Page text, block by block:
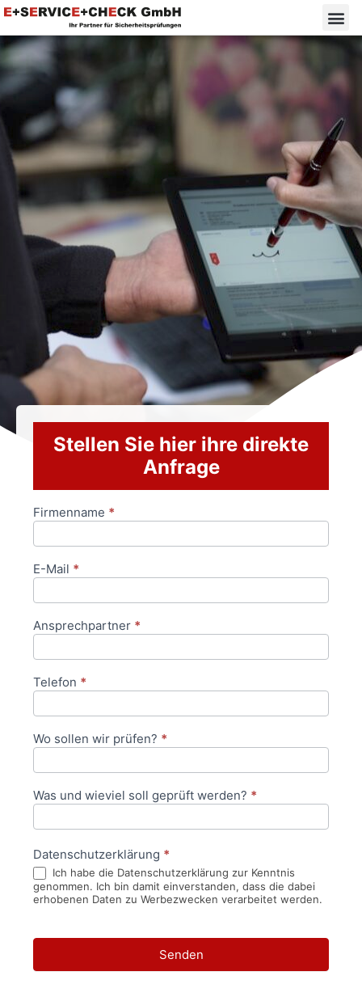
Stellen Sie hier ihre direkte
Anfrage
Anfrageformular
Firmenname *
E-Mail *
Ansprechpartner *
Telefon *
Wo sollen wir prüfen? *
Was und wieviel soll geprüft werden? *
Datenschutzerklärung *
Ich habe die Datenschutzerklärung zur Kenntnis
genommen. Ich bin damit einverstanden, dass die dabei
erhobenen Daten zu Werbezwecken verarbeitet werden.
Senden